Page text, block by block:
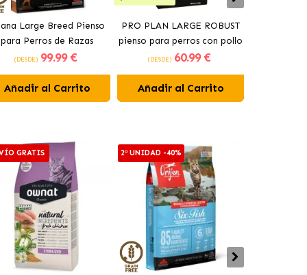
Large Breed Pienso
para Perros de Razas
Grandes con Pollo
(DESDE) 99.99 €
Añadir al Carrito
PRO PLAN LARGE ROBUST
pienso para perros con pollo
(DESDE) 60.99 €
Añadir al Carrito
GRATIS 2ª UNIDAD -40%